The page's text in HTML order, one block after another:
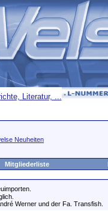
Neuheiten
Mitgliederliste
Werner und der Fa. Transfish.